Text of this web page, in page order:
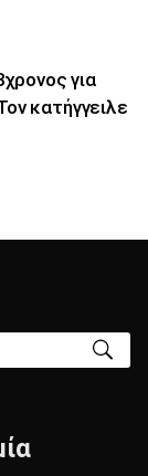
για
κατήγγειλε